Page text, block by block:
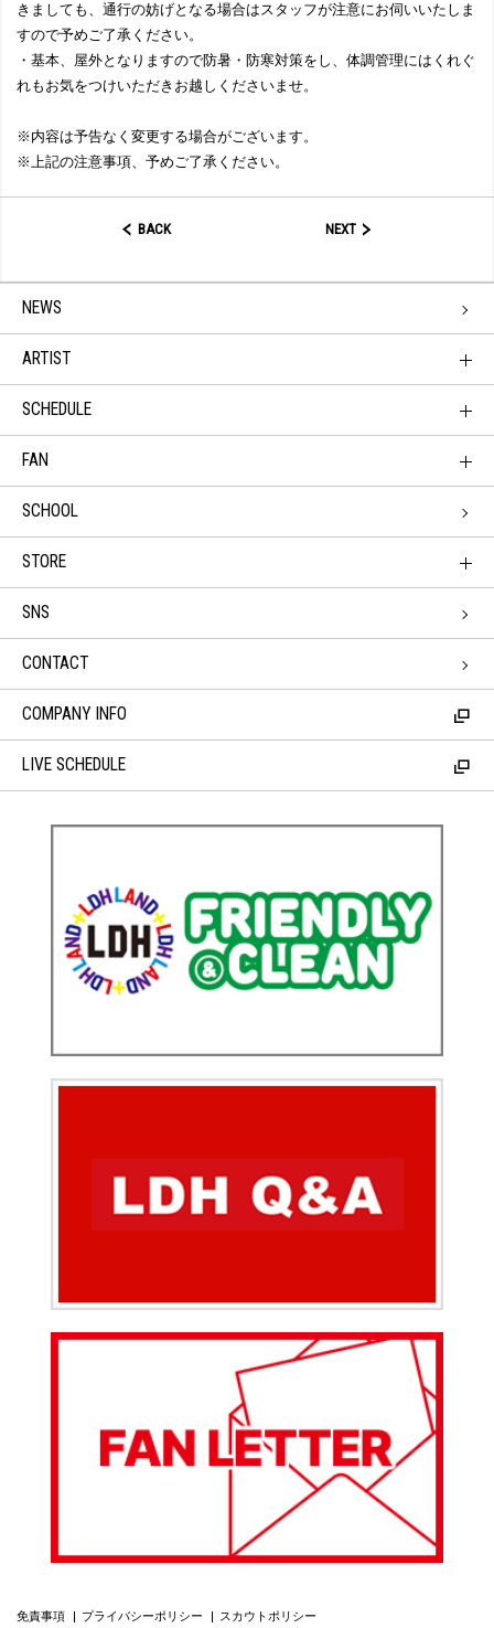
きましても、通行の妨げとなる場合はスタッフが注意にお伺いいたしま
すので予めご了承ください。
・基本、屋外となりますので防暑・防寒対策をし、体調管理にはくれぐ
れもお気をつけいただきお越しくださいませ。
※内容は予告なく変更する場合がございます。
※上記の注意事項、予めご了承ください。
BACK NEXT
NEWS
ARTIST
SCHEDULE
FAN
SCHOOL
STORE
SNS
CONTACT
COMPANY INFO
LIVE SCHEDULE
免責事項 プライバシーポリシー スカウトポリシー